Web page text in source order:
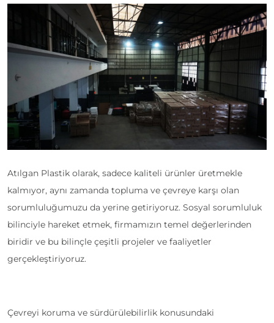
Atılgan Plastik olarak, sadece kaliteli ürünler üretmekle
kalmıyor, aynı zamanda topluma ve çevreye karşı olan
sorumluluğumuzu da yerine getiriyoruz. Sosyal sorumluluk
bilinciyle hareket etmek, firmamızın temel değerlerinden
biridir ve bu bilinçle çeşitli projeler ve faaliyetler
gerçekleştiriyoruz.
Çevreyi koruma ve sürdürülebilirlik konusundaki